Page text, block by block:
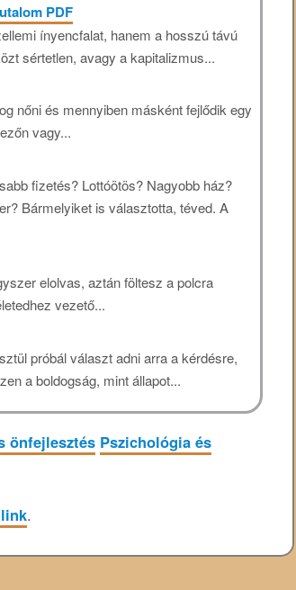
PDF
ínyencfalat, hanem a hosszú távú
sértetlen, avagy a kapitalizmus...
nőni és mennyiben másként fejlődik egy
vagy...
fizetés? Lottóötös? Nagyobb ház?
Bármelyiket is választotta, téved. A
elolvas, aztán föltesz a polcra
vezető...
próbál választ adni arra a kérdésre,
a boldogság, mint állapot...
önfejlesztés Pszichológia és
.